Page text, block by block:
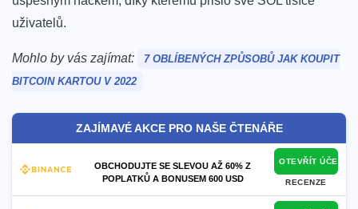
uživatelů.
Mohlo by vás zajímat:
7 OBLÍBENÝCH ZPŮSOBŮ JAK KOUPIT
BITCOIN KARTOU V 2022
ZAJÍMAVÉ AKCE PRO NAŠE ČTENÁŘE
OBCHODUJTE SE SLEVOU AŽ 60% Z
POPLATKŮ A BONUSEM 600 USD
OTEVŘÍT ÚČET
RECENZE